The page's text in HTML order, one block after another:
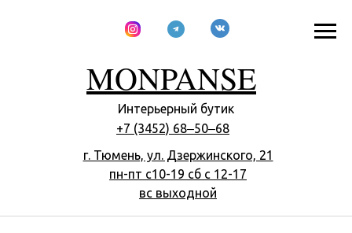
г. Тюмень, ул. Дзержинского, 21
пн-пт с10-​19 сб с 12-17
вс выходной
+7 (3452) 68‒50‒68
MONPANSE
Интерьерный бутик